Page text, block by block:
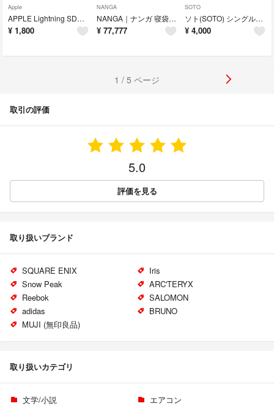
Apple
APPLE Lightning SDカードカメラリーダー MJYT2AM/A
¥ 1,800
NANGA
NANGA｜ナンガ 寝袋・スリーピングバッグ レベル8 -23オーロラライト L
¥ 77,777
SOTO
ソト(SOTO) シングルバーナー ST-310
¥ 4,000
1 / 5 ページ
取引の評価
5.0
評価を見る
取り扱いブランド
SQUARE ENIX
Iris
Snow Peak
ARC'TERYX
Reebok
SALOMON
adidas
BRUNO
MUJI (無印良品)
取り扱いカテゴリ
文学/小説
エアコン